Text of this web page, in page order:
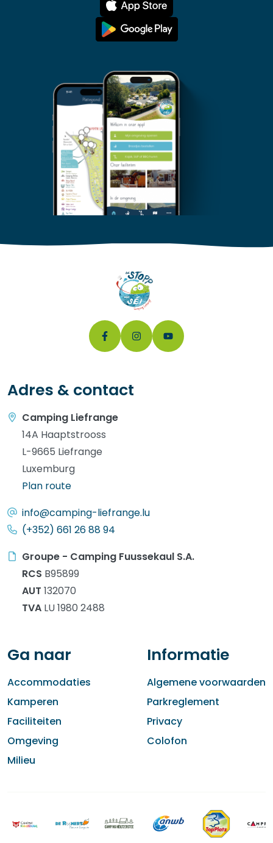
Adres & contact
Camping Liefrange
14A Haaptstrooss
L-9665 Liefrange
Luxemburg
Plan route
info@camping-liefrange.lu
(+352) 661 26 88 94
Groupe - Camping Fuussekaul S.A.
RCS B95899
AUT 132070
TVA LU 1980 2488
Ga naar
Accommodaties
Kamperen
Faciliteiten
Omgeving
Milieu
Informatie
Algemene voorwaarden
Parkreglement
Privacy
Colofon